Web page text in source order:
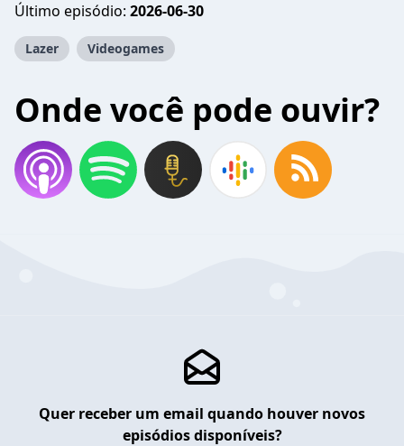
Último episódio: 2026-06-30
Lazer Videogames
Onde você pode ouvir?
Quer receber um email quando houver novos
episódios disponíveis?